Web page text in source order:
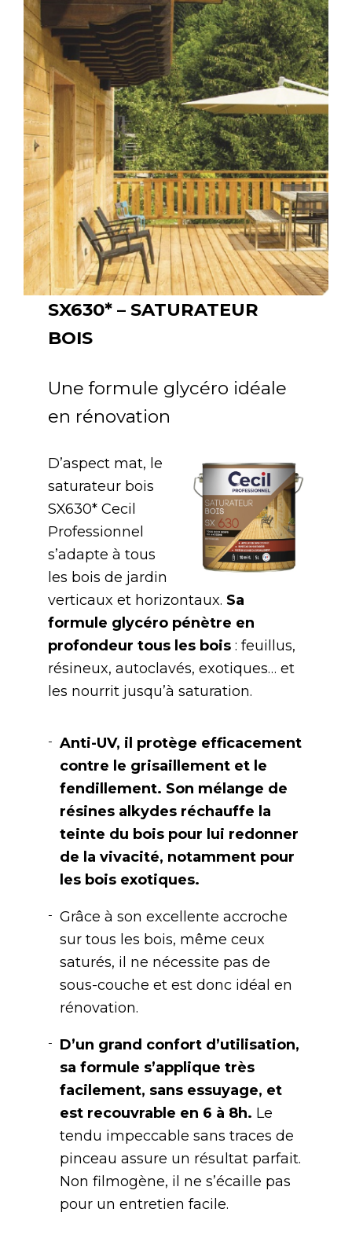
SX630* – SATURATEUR
BOIS
Une formule glycéro idéale
en rénovation
D’aspect mat, le
saturateur bois
SX630* Cecil
Professionnel
s’adapte à tous
les bois de jardin
verticaux et horizontaux. Sa
formule glycéro pénètre en
profondeur tous les bois: feuillus,
résineux, autoclavés, exotiques… et
les nourrit jusqu’à saturation.
Anti-UV, il protège efficacement
contre le grisaillement et le
fendillement. Son mélange de
résines alkydes réchauffe la
teinte du bois pour lui redonner
de la vivacité, notamment pour
les bois exotiques.
Grâce à son excellente accroche
sur tous les bois, même ceux
saturés, il ne nécessite pas de
sous-couche et est donc idéal en
rénovation.
D’un grand confort d’utilisation,
sa formule s’applique très
facilement, sans essuyage, et
est recouvrable en 6 à 8h. Le
tendu impeccable sans traces de
pinceau assure un résultat parfait.
Non filmogène, il ne s’écaille pas
pour un entretien facile.